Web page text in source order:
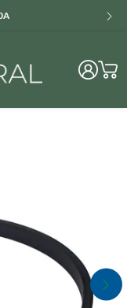
RS Rural